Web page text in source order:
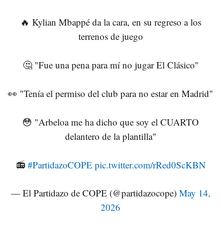
🔥 Kylian Mbappé da la cara, en su regreso a los
terrenos de juego
🤔 "Fue una pena para mí no jugar El Clásico"
👀 "Tenía el permiso del club para no estar en Madrid"
😳 "Arbeloa me ha dicho que soy el CUARTO
delantero de la plantilla"
📻 #PartidazoCOPE pic.twitter.com/rRed0ScKBN
— El Partidazo de COPE (@partidazocope) May 14,
2026